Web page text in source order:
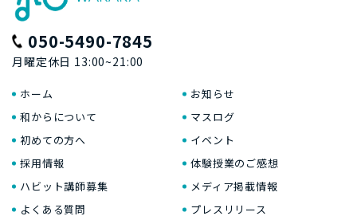
050-5490-7845
月曜定休日 13:00~21:00
ホーム
和からについて
初めての方へ
採用情報
ハビット講師募集
よくある質問
お知らせ
マスログ
イベント
体験授業のご感想
メディア掲載情報
プレスリリース